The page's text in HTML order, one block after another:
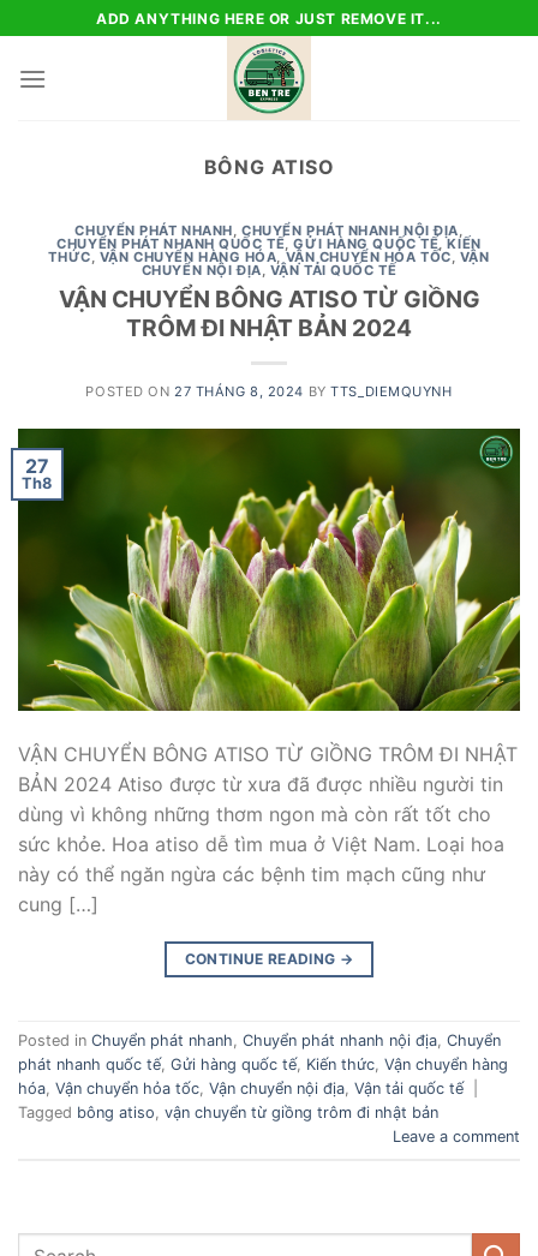
to
content
ADD ANYTHING HERE OR JUST REMOVE IT...
BÔNG ATISO
CHUYỂN PHÁT NHANH,CHUYỂN PHÁT NHANH NỘI ĐỊA,
CHUYỂN PHÁT NHANH QUỐC TẾ,GỬI HÀNG QUỐC TẾ,KIẾN
THỨC, VẬN CHUYỂN HÀNG HÓA, VẬN CHUYỂN HỎA TỐC, VẬN
CHUYỂN NỘI ĐỊA, VẬN TẢI QUỐC TẾ
VẬN CHUYỂN BÔNG ATISO TỪ GIỒNG
TRÔM ĐI NHẬT BẢN 2024
POSTED ON 27 THÁNG 8, 2024 BYTTS_DIEMQUYNH
27
Th8
VẬN CHUYỂN BÔNG ATISO TỪ GIỒNG TRÔM ĐI NHẬT
BẢN 2024 Atiso được từ xưa đã được nhiều người tin
dùng vì không những thơm ngon mà còn rất tốt cho
sức khỏe. Hoa atiso dễ tìm mua ở Việt Nam. Loại hoa
này có thể ngăn ngừa các bệnh tim mạch cũng như
cung […]
CONTINUE READING →
Posted in Chuyển phát nhanh, Chuyển phát nhanh nội địa, Chuyển
phát nhanh quốc tế, Gửi hàng quốc tế, Kiến thức, Vận chuyển hàng
hóa, Vận chuyển hỏa tốc, Vận chuyển nội địa, Vận tải quốc tế
Tagged bông atiso, vận chuyển từ giồng trôm đi nhật bản
Leave a comment